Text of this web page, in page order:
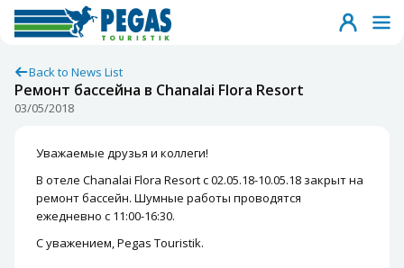
Back to News List
Ремонт бассейна в Chanalai Flora Resort
03/05/2018
Уважаемые друзья и коллеги!
В отеле Chanalai Flora Resort с 02.05.18-10.05.18 закрыт на
ремонт бассейн. Шумные работы проводятся
ежедневно с 11:00-16:30.
С уважением, Pegas Touristik.